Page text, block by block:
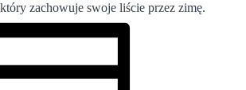
zachowuje swoje liście przez zimę.